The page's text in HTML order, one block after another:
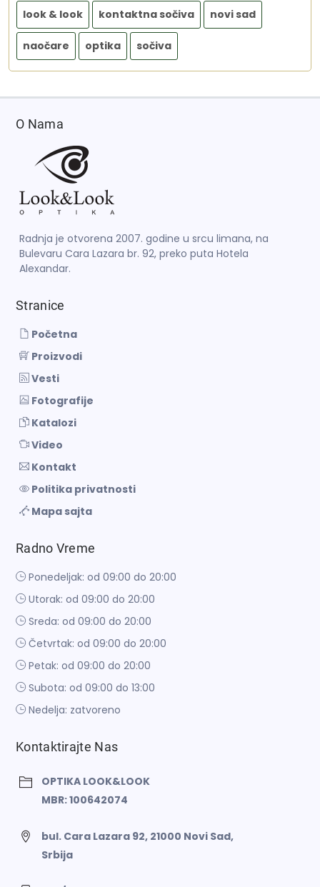
look & look kontaktna sočiva novi sad
naočare optika sočiva
O Nama
Radnja je otvorena 2007. godine u srcu limana, na
Bulevaru Cara Lazara br. 92, preko puta Hotela
Alexandar.
Stranice
Početna
Proizvodi
Vesti
Fotografije
Katalozi
Video
Kontakt
Politika privatnosti
Mapa sajta
Radno Vreme
Ponedeljak: od 09:00 do 20:00
Utorak: od 09:00 do 20:00
Sreda: od 09:00 do 20:00
Četvrtak: od 09:00 do 20:00
Petak: od 09:00 do 20:00
Subota: od 09:00 do 13:00
Nedelja: zatvoreno
Kontaktirajte Nas
OPTIKA LOOK&LOOK
MBR: 100642074
bul. Cara Lazara 92, 21000 Novi Sad,
Srbija